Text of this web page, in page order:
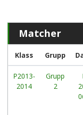
Matcher
Klass Grupp
P2013-
2014
Grupp
2